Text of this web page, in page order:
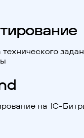
технического
на 1С-